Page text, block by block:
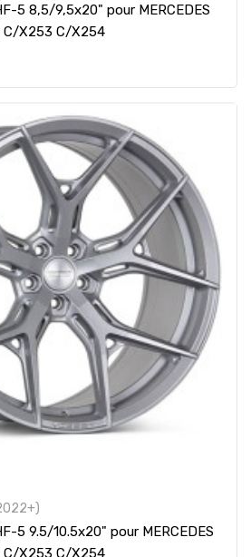
5 8,5/9,5x20" pour MERCEDES
C/X253 C/X254
5 9.5/10.5x20" pour MERCEDES
C/X253 C/X254